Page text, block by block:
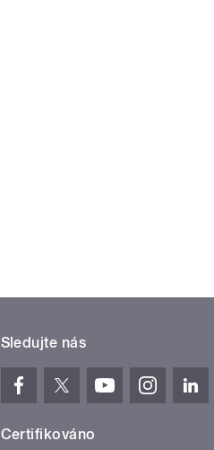
Sledujte nás
Certifikováno